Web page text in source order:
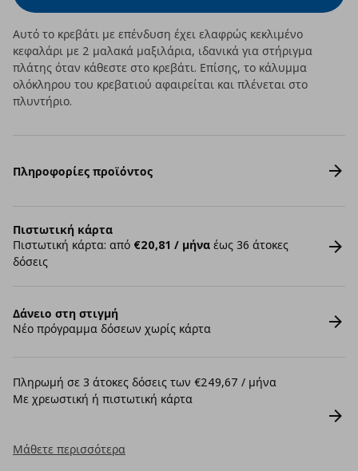
Αυτό το κρεβάτι με επένδυση έχει ελαφρώς κεκλιμένο
κεφαλάρι με 2 μαλακά μαξιλάρια, ιδανικά για στήριγμα
πλάτης όταν κάθεστε στο κρεβάτι. Επίσης, το κάλυμμα
ολόκληρου του κρεβατιού αφαιρείται και πλένεται στο
πλυντήριο.
Πληροφορίες προϊόντος
Πιστωτική κάρτα
Πιστωτική κάρτα: από €20,81 / μήνα έως 36 άτοκες
δόσεις
Δάνειο στη στιγμή
Νέο πρόγραμμα δόσεων χωρίς κάρτα
Πληρωμή σε 3 άτοκες δόσεις των €249,67 / μήνα
Με χρεωστική ή πιστωτική κάρτα
Μάθετε περισσότερα